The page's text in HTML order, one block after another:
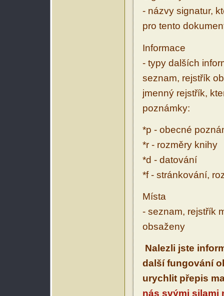
- názvy signatur,
pro tento
Informace
- typy dalších
seznam, rejstřík
jmenný rejstřík,
poznámky:
*p - obecné
*r - rozměry knihy
*d - datování
*f - stránkování,
Místa
- seznam, rejstřík
obsaženy
Nalezli jste
další fungování
urychlit přepis
nás svými silami